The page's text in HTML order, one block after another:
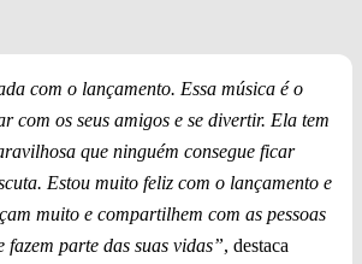
com o lançamento. Essa música é o
com os seus amigos e se divertir. Ela tem
que ninguém consegue ficar
Estou muito feliz com o lançamento e
muito e compartilhem com as pessoas
fazem parte das suas vidas”, destaca